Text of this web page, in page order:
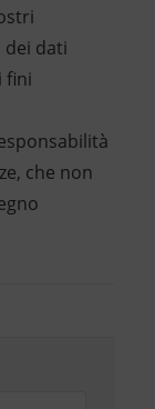
dei dati
fini
che non